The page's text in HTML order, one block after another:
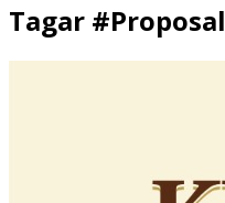
Tagar #Proposal